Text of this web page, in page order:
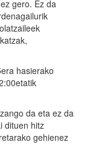
gero. Ez da
hasierako
da eta ez da
dituen hitz
gehienez